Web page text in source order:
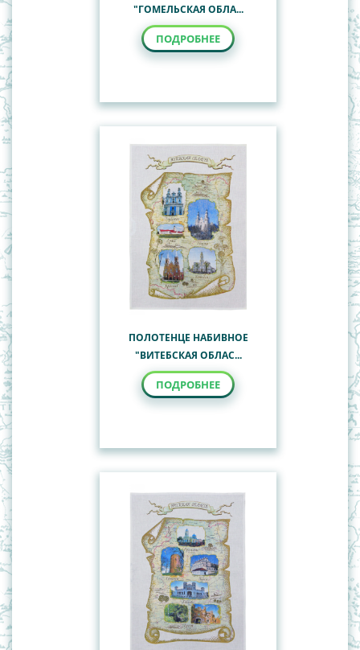
"ГОМЕЛЬСКАЯ ОБЛА...
ПОДРОБНЕЕ
ПОЛОТЕНЦЕ НАБИВНОЕ
"ВИТЕБСКАЯ ОБЛАС...
ПОДРОБНЕЕ